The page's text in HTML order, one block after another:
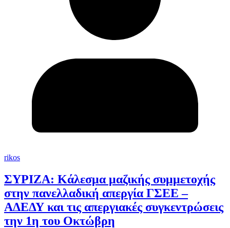
rikos
ΣΥΡΙΖΑ: Κάλεσμα μαζικής συμμετοχής
στην πανελλαδική απεργία ΓΣΕΕ –
ΑΔΕΔΥ και τις απεργιακές συγκεντρώσεις
την 1η του Οκτώβρη